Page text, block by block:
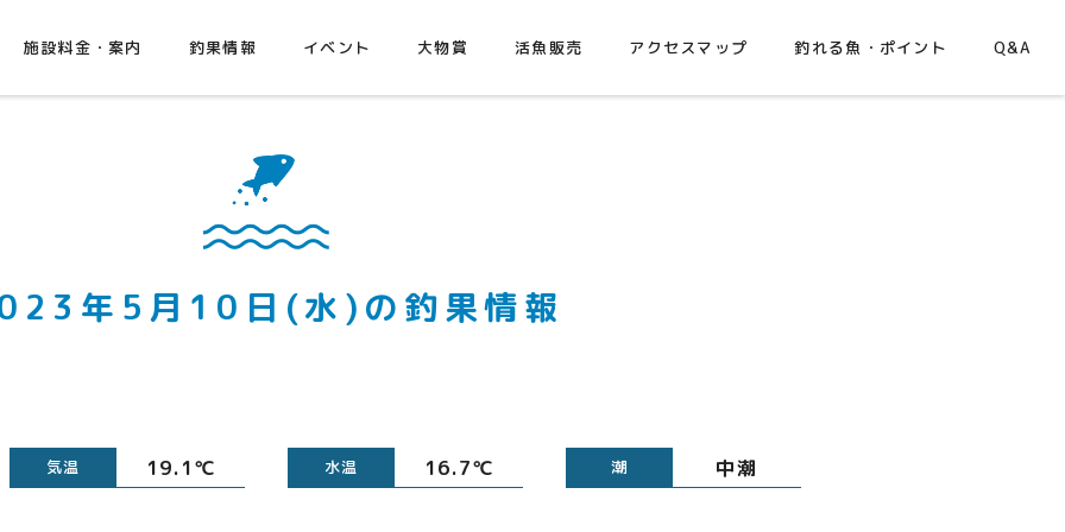
施設料金・案内 釣果情報 イベント 大物賞 活魚販売 アクセスマップ 釣れる魚・ポイント Q&A
年5月10日(水)の釣果情報
気温 19.1℃ 水温 16.7℃ 潮 中潮